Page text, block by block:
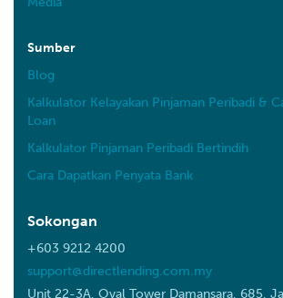
Sokongan
+603 9212 4200
support@directlending.com.my
Unit 22-3A, Oval Tower Damansara, 685,
Sumber
Blog
Kalkulator Kelayakan Pinjaman Peribadi &
Loan
Kalkulator Pinjaman Peribadi Bertindih
Cara Dapatkan Penyata Bank